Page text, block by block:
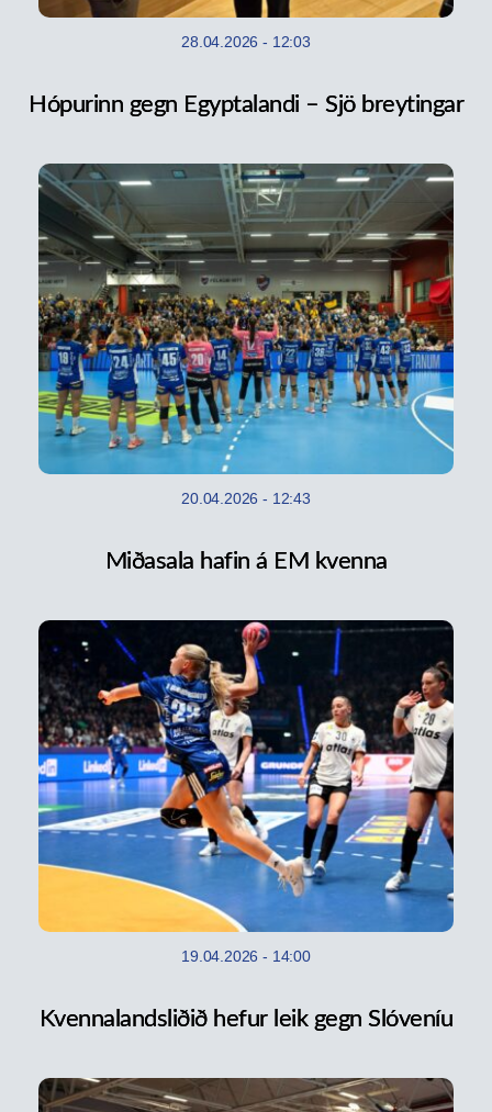
28.04.2026 - 12:03
Hópurinn gegn Egyptalandi – Sjö breytingar
20.04.2026 - 12:43
Miðasala hafin á EM kvenna
19.04.2026 - 14:00
Kvennalandsliðið hefur leik gegn Slóveníu